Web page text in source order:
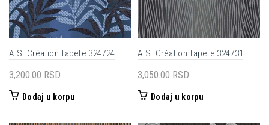
A.S. Création Tapete 324724
3,200.00 RSD
Dodaj u korpu
A.S. Création Tapete 324731
3,050.00 RSD
Dodaj u korpu